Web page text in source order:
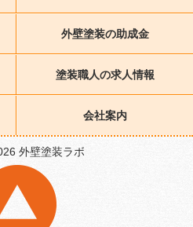
外壁塗装の助成金
塗装職人の求人情報
会社案内
外壁塗装ラボ